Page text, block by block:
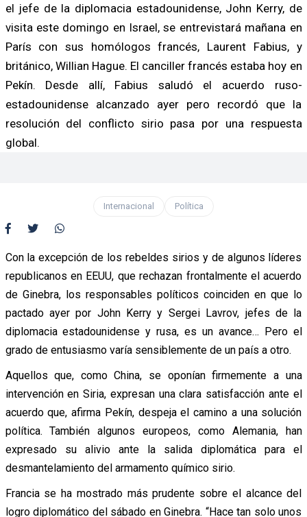
el jefe de la diplomacia estadounidense, John Kerry, de
visita este domingo en Israel, se entrevistará mañana en
París con sus homólogos francés, Laurent Fabius, y
británico, Willian Hague. El canciller francés estaba hoy en
Pekín. Desde allí, Fabius saludó el acuerdo ruso-
estadounidense alcanzado ayer pero recordó que la
resolución del conflicto sirio pasa por una respuesta
global.
Internacional Política
Con la excepción de los rebeldes sirios y de algunos líderes
republicanos en EEUU, que rechazan frontalmente el acuerdo
de Ginebra, los responsables políticos coinciden en que lo
pactado ayer por John Kerry y Sergei Lavrov, jefes de la
diplomacia estadounidense y rusa, es un avance… Pero el
grado de entusiasmo varía sensiblemente de un país a otro.
Aquellos que, como China, se oponían firmemente a una
intervención en Siria, expresan una clara satisfacción ante el
acuerdo que, afirma Pekín, despeja el camino a una solución
política. También algunos europeos, como Alemania, han
expresado su alivio ante la salida diplomática para el
desmantelamiento del armamento químico sirio.
Francia se ha mostrado más prudente sobre el alcance del
logro diplomático del sábado en Ginebra. “Hace tan solo unos